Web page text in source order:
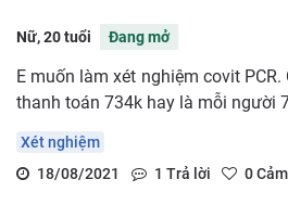
Nữ, 20 tuổi Đang mở
E muốn làm xét nghiệm covit
thanh toán 734k hay là mỗi người
Xét nghiệm
18/08/2021
1 Trả lời 0